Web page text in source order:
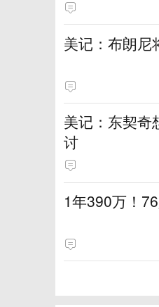
美记：布朗尼
美记：东契奇
讨
1年390万！